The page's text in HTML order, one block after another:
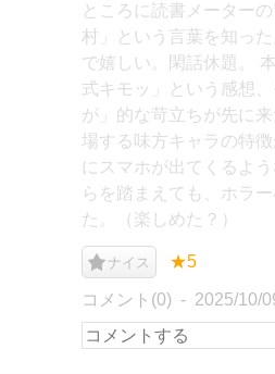
ところに読書メーター
村」という言葉を知っ
で嬉しい。閑話休題。
式キモッ」という感想
が」的な苛立ちが先に
場する味方キャラの特
にスマホが出てくるよ
らを踏まえても、ホラ
た。（楽しめた？）
ナイス ★5
コメント(0) 2025/10/